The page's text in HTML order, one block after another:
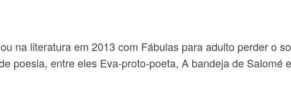
na literatura em 2013 com Fábulas para adulto perder o
poesia, entre eles Eva-proto-poeta, A bandeja de Salomé